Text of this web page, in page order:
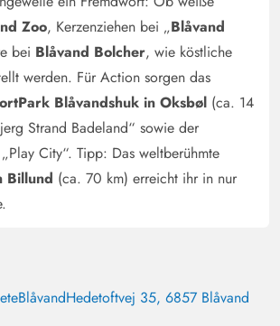
Zoo, Kerzenziehen bei „Blåvand
bei Blåvand Bolcher, wie köstliche
werden. Für Action sorgen das
Blåvandshuk in Oksbøl (ca. 14
Strand Badeland“ sowie der
City“. Tipp: Das weltberühmte
Billund (ca. 70 km) erreicht ihr in nur
BlåvandHedetoftvej 35, 6857 Blåvand